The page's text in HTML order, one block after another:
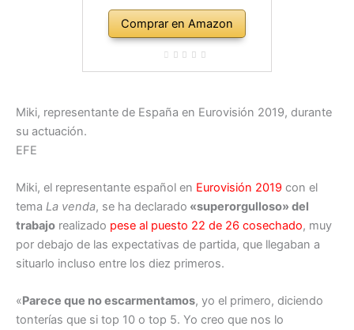
Comprar en Amazon
Miki, representante de España en Eurovisión 2019, durante
su actuación.
EFE
Miki, el representante español en Eurovisión 2019 con el
tema La venda, se ha declarado «superorgulloso» del
trabajo realizado pese al puesto 22 de 26 cosechado, muy
por debajo de las expectativas de partida, que llegaban a
situarlo incluso entre los diez primeros.
«Parece que no escarmentamos, yo el primero, diciendo
tonterías que si top 10 o top 5. Yo creo que nos lo